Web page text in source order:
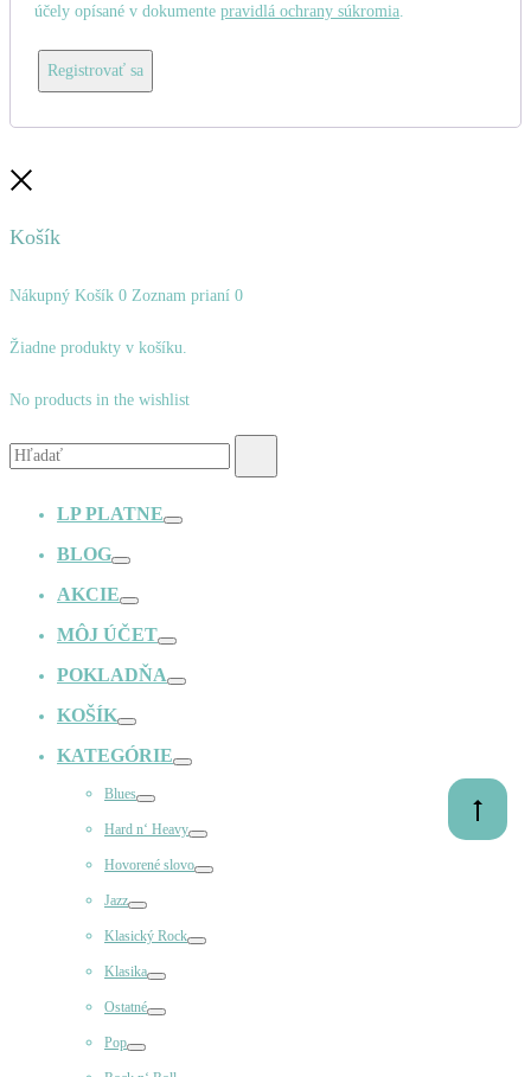
účely opísané v dokumente pravidlá ochrany súkromia
Registrovať sa
Košík
Nákupný Košík 0 Zoznam prianí 0
Žiadne produkty v košíku.
No products in the wishlist
Vyhľadávanie:
LP PLATNE
BLOG
AKCIE
MÔJ ÚČET
POKLADŇA
KOŠÍK
KATEGÓRIE
Blues
Hard n‘ Heavy
Hovorené slovo
Jazz
Klasický Rock
Klasika
Ostatné
Pop